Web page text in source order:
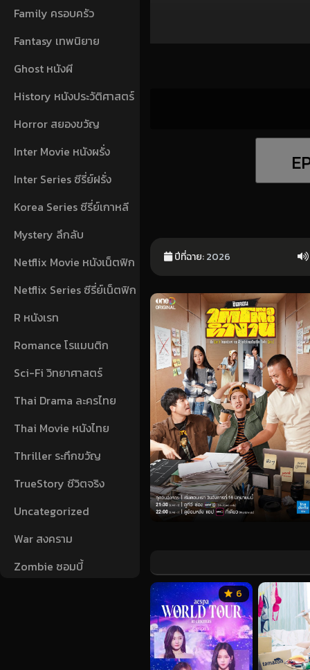
Family ครอบครัว
Fantasy เทพนิยาย
Ghost หนังผี
History หนังประวัติศาสตร์
Horror สยองขวัญ
Inter Movie หนังผรั่ง
Inter Series ซีรี่ย์ฝรั่ง
Korea Series ซีรี่ย์เกาหลี
Mystery ลึกลับ
Netflix Movie หนังเน็ตฟิก
Netflix Series ซีรี่ย์เน็ตฟิก
R หนังเรท
Romance โรแมนติก
Sci-Fi วิทยาศาสตร์
Thai Drama ละครไทย
Thai Movie หนังไทย
Thriller ระทึกขวัญ
TrueStory ชีวิตจริง
Uncategorized
War สงคราม
Zombie ซอมบี้
ปีที่ฉาย:2026
6